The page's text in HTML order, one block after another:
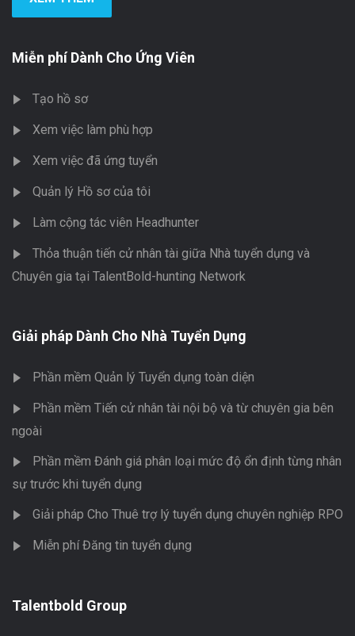
Miễn phí Dành Cho Ứng Viên
Tạo hồ sơ
Xem việc làm phù hợp
Xem việc đã ứng tuyển
Quản lý Hồ sơ của tôi
Làm cộng tác viên Headhunter
Thỏa thuận tiến cử nhân tài giữa Nhà tuyển dụng và
Chuyên gia tại TalentBold-hunting Network
Giải pháp Dành Cho Nhà Tuyển Dụng
Phần mềm Quản lý Tuyển dụng toàn diện
Phần mềm Tiến cử nhân tài nội bộ và từ chuyên gia bên
ngoài
Phần mềm Đánh giá phân loại mức độ ổn định từng nhân
sự trước khi tuyển dụng
Giải pháp Cho Thuê trợ lý tuyển dụng chuyên nghiệp RPO
Miễn phí Đăng tin tuyển dụng
Talentbold Group